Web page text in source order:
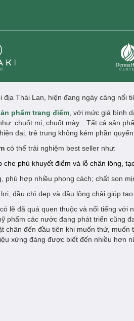
Thái Lan, hiện đang ngày càng nổi
phẩm trang điểm , với mức giá bình
chuốt mi, chuốt mày…Tất cả sản
đại, trẻ trung không kém phần quyến
có thể trải nghiệm best seller như:
che phủ khuyết điểm và lỗ chân lông,
phù hợp nhiều phong cách; chất son
đầu chì dẹp và đầu lông chải giúp
lẽ đã quá quen thuộc và nổi tiếng
phẩm các nước đang phát triển cũng
chân đến đầu tiên khi muốn thử,
xứng đáng được biết đến nhiều hơn